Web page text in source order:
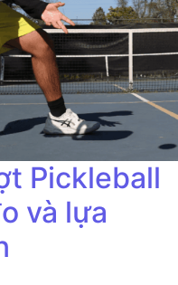
Pickleball
và lựa